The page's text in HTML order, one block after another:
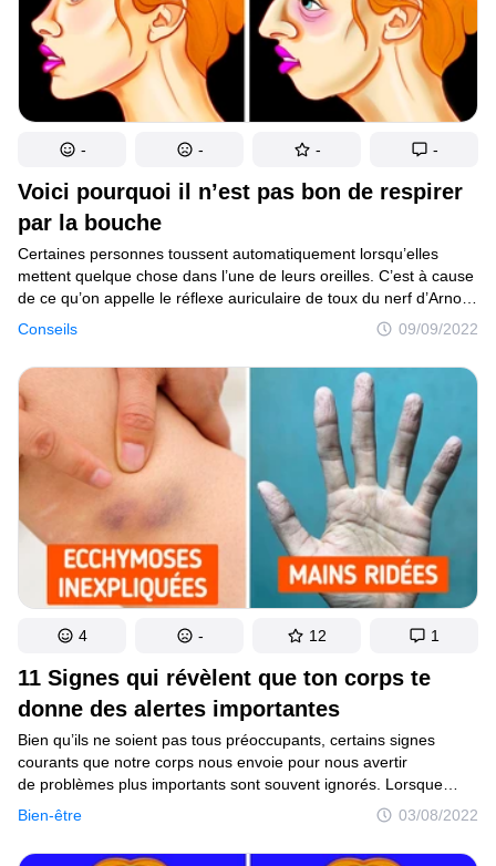
tu prends, tu génères 1 km de nouveaux vaisseaux sanguins
pour fournir de l’oxygène et des nutriments à ton corps.
Voici pourquoi il n’est pas bon de respirer
par la bouche
Conseils 09/09/2022
Certaines personnes toussent automatiquement lorsqu’elles
mettent quelque chose dans l’une de leurs oreilles. C’est à cause
de ce qu’on appelle le réflexe auriculaire de toux du nerf d’Arnold,
qui est toutefois très rare. Tes pieds et tes avant-bras sont
approximativement de la même longueur. Cela te semble
improbable ? Mesure ton bras du creux du coude au poignet
et compare-le à ton pied ou à ta chaussure. Et oui, c’est la même
longueur ! La respiration ne consiste pas seulement à inspirer
et expirer. Il s’agit aussi de la façon dont tu le fais, car cela peut
affecter la forme de ton visage. Si tu respires par le nez, tu auras
des pommettes bien définies avec le temps, et cela rendra ton
visage plus large car ta langue exercera une pression contre
ta mâchoire. Si tu respires par la bouche, ta langue n’aura pas
d’endroit où se reposer. Cela modifiera la structure de ton visage
au fil du temps. Il pourra être plus étroit, et tes pommettes
ne seront pas aussi saillantes.
- - - -
11 Signes qui révèlent que ton corps te
donne des alertes importantes
Bien-être 03/08/2022
Bien qu’ils ne soient pas tous préoccupants, certains signes
courants que notre corps nous envoie pour nous avertir
de problèmes plus importants sont souvent ignorés. Lorsque
notre santé est en jeu, il vaut mieux prévenir que guérir. C’est
donc une bonne idée de prendre rendez-vous chez le médecin
lorsque nous remarquons ces symptômes.
4 - 12 1